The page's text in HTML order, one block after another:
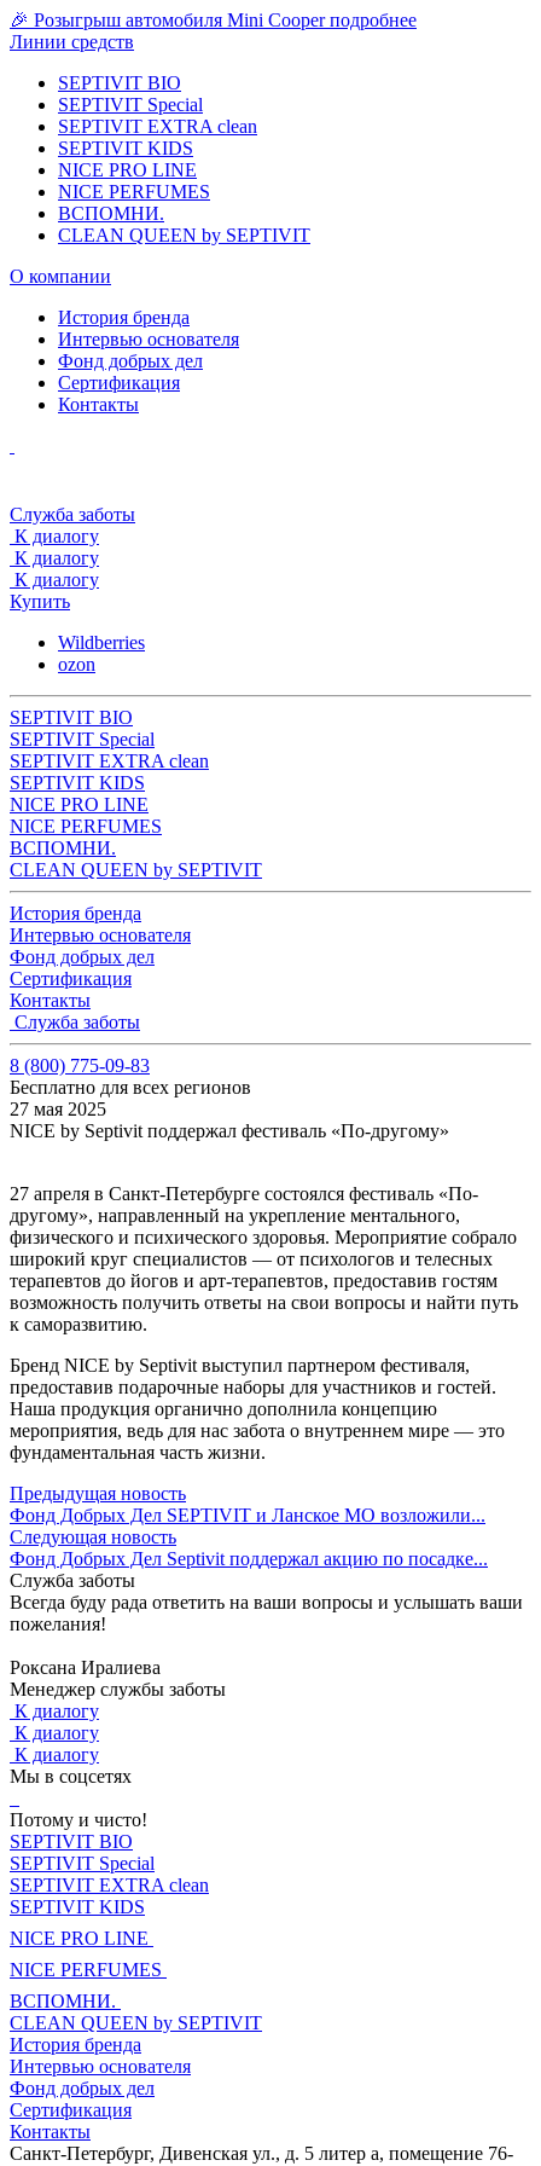
🎉 Розыгрыш автомобиля Mini Cooper подробнее
Линии средств
SEPTIVIT BIO
SEPTIVIT Special
SEPTIVIT EXTRA clean
SEPTIVIT KIDS
NICE PRO LINE
NICE PERFUMES
ВСПОМНИ.
CLEAN QUEEN by SEPTIVIT
О компании
История бренда
Интервью основателя
Фонд добрых дел
Сертификация
Контакты
Служба заботы
К диалогу
К диалогу
К диалогу
Купить
Wildberries
ozon
SEPTIVIT BIO
SEPTIVIT Special
SEPTIVIT EXTRA clean
SEPTIVIT KIDS
NICE PRO LINE
NICE PERFUMES
ВСПОМНИ.
CLEAN QUEEN by SEPTIVIT
История бренда
Интервью основателя
Фонд добрых дел
Сертификация
Контакты
Служба заботы
8 (800) 775-09-83
Бесплатно для всех регионов
27 мая 2025
NICE by Septivit поддержал фестиваль «По-другому»
27 апреля в Санкт-Петербурге состоялся фестиваль «По-
другому», направленный на укрепление ментального,
физического и психического здоровья. Мероприятие собрало
широкий круг специалистов — от психологов и телесных
терапевтов до йогов и арт-терапевтов, предоставив гостям
возможность получить ответы на свои вопросы и найти путь
к саморазвитию.
Бренд NICE by Septivit выступил партнером фестиваля,
предоставив подарочные наборы для участников и гостей.
Наша продукция органично дополнила концепцию
мероприятия, ведь для нас забота о внутреннем мире — это
фундаментальная часть жизни.
Предыдущая новость
Фонд Добрых Дел SEPTIVIT и Ланское МО возложили...
Следующая новость
Фонд Добрых Дел Septivit поддержал акцию по посадке...
Служба заботы
Всегда буду рада ответить на ваши вопросы и услышать ваши
пожелания!
Роксана Иралиева
Менеджер службы заботы
К диалогу
К диалогу
К диалогу
Мы в соцсетях
Потому и чисто!
SEPTIVIT BIO
SEPTIVIT Special
SEPTIVIT EXTRA clean
SEPTIVIT KIDS
NICE PRO LINE
NICE PERFUMES
ВСПОМНИ.
CLEAN QUEEN by SEPTIVIT
История бренда
Интервью основателя
Фонд добрых дел
Сертификация
Контакты
Санкт-Петербург, Дивенская ул., д. 5 литер а, помещение 76-